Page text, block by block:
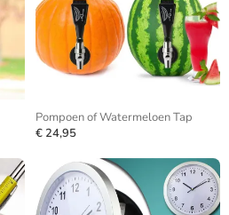
Pompoen of Watermeloen Tap
€ 24,95